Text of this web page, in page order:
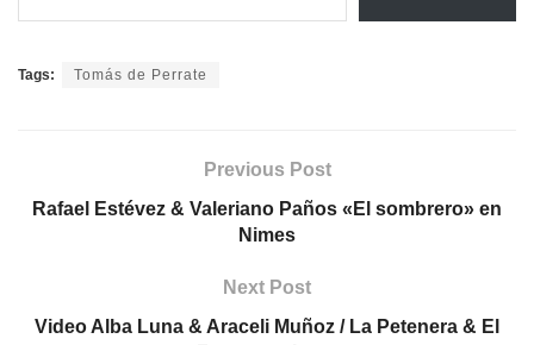
Tags: Tomás de Perrate
Previous Post
Rafael Estévez & Valeriano Paños «El sombrero» en
Nimes
Next Post
Video Alba Luna & Araceli Muñoz / La Petenera & El